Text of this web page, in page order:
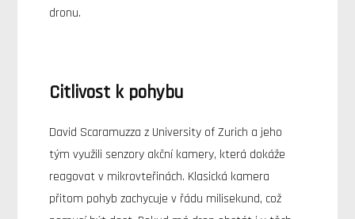
dronu.
Citlivost k pohybu
David Scaramuzza z University of Zurich a jeho
tým využili senzory akční kamery, která dokáže
reagovat v mikrovteřinách. Klasická kamera
přitom pohyb zachycuje v řádu milisekund, což